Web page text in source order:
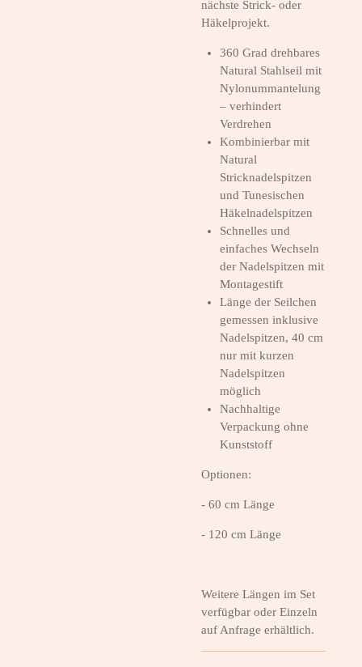
nächste Strick- oder
Häkelprojekt.
360 Grad drehbares
Natural Stahlseil mit
Nylonummantelung
– verhindert
Verdrehen
Kombinierbar mit
Natural
Stricknadelspitzen
und Tunesischen
Häkelnadelspitzen
Schnelles und
einfaches Wechseln
der Nadelspitzen mit
Montagestift
Länge der Seilchen
gemessen inklusive
Nadelspitzen, 40 cm
nur mit kurzen
Nadelspitzen
möglich
Nachhaltige
Verpackung ohne
Kunststoff
Optionen:
- 60 cm Länge
- 120 cm Länge
Weitere Längen im Set
verfügbar oder Einzeln
auf Anfrage erhältlich.